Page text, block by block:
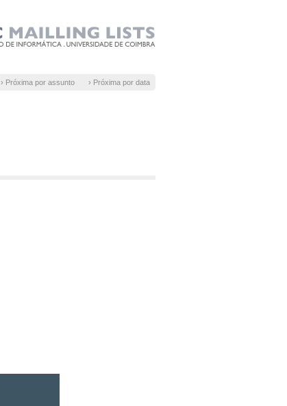
› Próxima por assunto › Próxima por data